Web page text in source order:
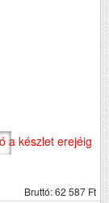
a készlet erejéig
Bruttó: 62 587 Ft